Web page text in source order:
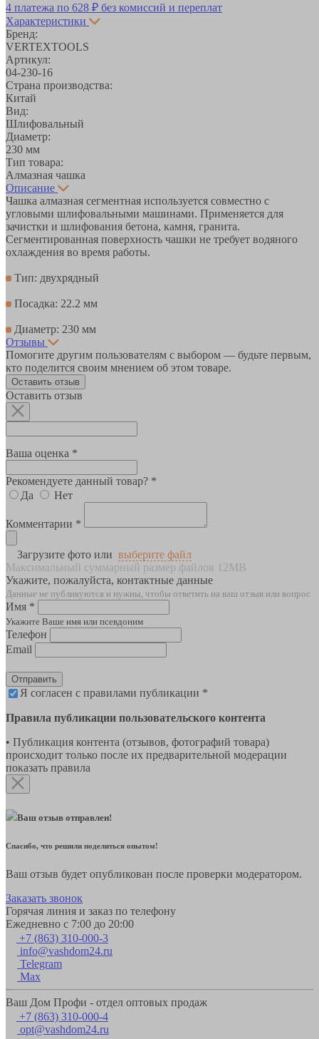
4 платежа по 628 ₽ без комиссий и переплат
Характеристики
Бренд:
VERTEXTOOLS
Артикул:
04-230-16
Страна производства:
Китай
Вид:
Шлифовальный
Диаметр:
230 мм
Тип товара:
Алмазная чашка
Описание
Чашка алмазная сегментная используется совместно с
угловыми шлифовальными машинами. Применяется для
зачистки и шлифования бетона, камня, гранита.
Сегментированная поверхность чашки не требует водяного
охлаждения во время работы.
Тип: двухрядный
Посадка: 22.2 мм
Диаметр: 230 мм
Отзывы
Помогите другим пользователям с выбором — будьте первым,
кто поделится своим мнением об этом товаре.
Оставить отзыв
Оставить отзыв
Ваша оценка *
Рекомендуете данный товар? *
Да
Нет
Комментарии *
Загрузите фото или выберите файл
Максимальный суммарный размер файлов 12MB
Укажите, пожалуйста, контактные данные
Данные не публикуются и нужны, чтобы ответить на ваш отзыв или вопрос
Имя *
Укажите Ваше имя или псевдоним
Телефон
Email
Отправить
Я согласен с правилами публикации *
Правила публикации пользовательского контента
• Публикация контента (отзывов, фотографий товара)
происходит только после их предварительной модерации
показать правила
Ваш отзыв отправлен!
Спасибо, что решили поделиться опытом!
Ваш отзыв будет опубликован после проверки модератором.
Заказать звонок
Горячая линия и заказ по телефону
Ежедневно с 7:00 до 20:00
+7 (863) 310-000-3
info@vashdom24.ru
Telegram
Max
Ваш Дом Профи - отдел оптовых продаж
+7 (863) 310-000-4
opt@vashdom24.ru